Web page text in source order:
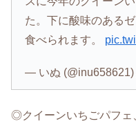
た。下に酸味のある
食べられます。
— いぬ
◎クイーンいちごパフェ